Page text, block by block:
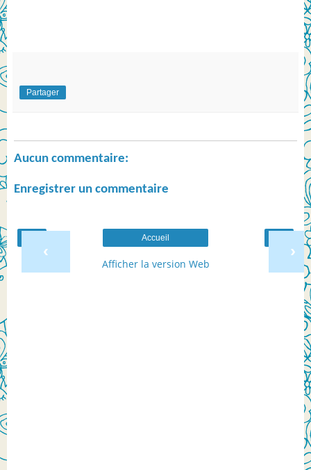
Partager
Aucun commentaire:
Enregistrer un commentaire
‹ ›
Accueil
Afficher la version Web